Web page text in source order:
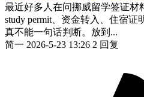
最近好多人在问挪威留学签证材
study permit、资金转入、住宿
真不能一句话判断。放到...
简一 2026-5-23 13:26 2 回复